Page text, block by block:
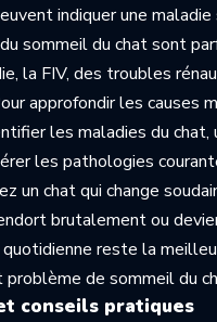
indiquer une maladie
sommeil du chat sont
la FIV, des troubles
approfondir les causes
les maladies du chat,
les pathologies
un chat qui change
brutalement ou
quotidienne reste la
de sommeil du
conseils pratiques